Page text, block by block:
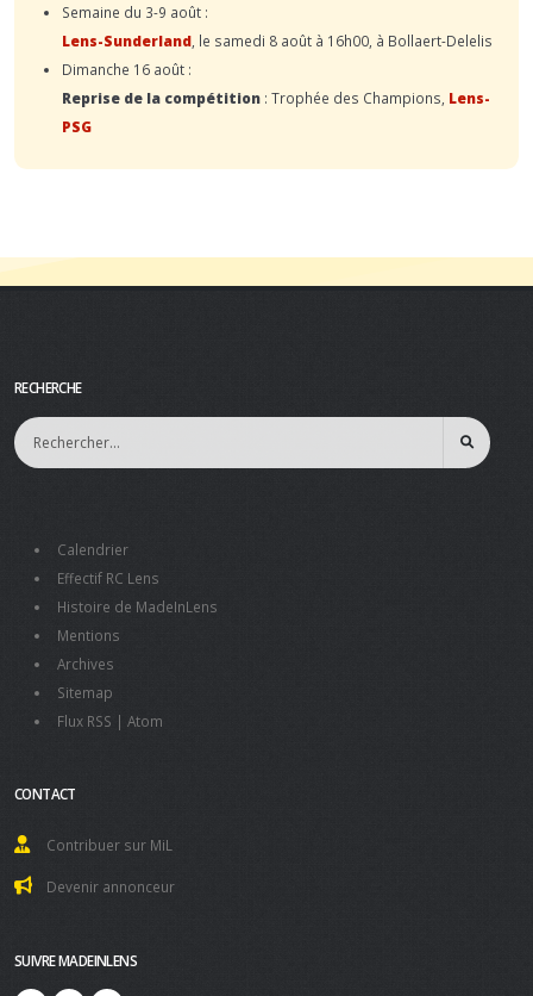
Semaine du 3-9 août :
Lens-Sunderland , le samedi 8 août à 16h00, à Bollaert-Delelis
Dimanche 16 août :
Reprise de la compétition : Trophée des Champions, Lens-
PSG
RECHERCHE
Calendrier
Effectif RC Lens
Histoire de MadeInLens
Mentions
Archives
Sitemap
Flux RSS | Atom
CONTACT
Contribuer sur MiL
Devenir annonceur
SUIVRE MADEINLENS